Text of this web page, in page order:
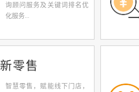
询顾问服务及关键词排名优
化服务...
新零售
智慧零售，赋能线下门店，